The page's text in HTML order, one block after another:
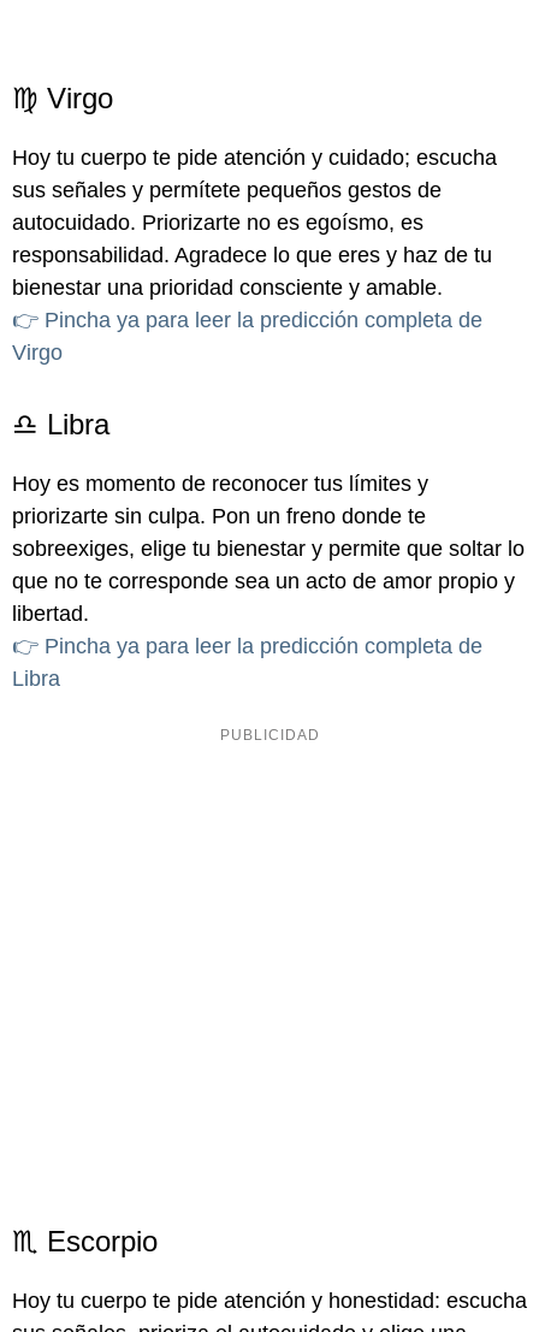
♍ Virgo
Hoy tu cuerpo te pide atención y cuidado; escucha
sus señales y permítete pequeños gestos de
autocuidado. Priorizarte no es egoísmo, es
responsabilidad. Agradece lo que eres y haz de tu
bienestar una prioridad consciente y amable.
👉 Pincha ya para leer la predicción completa de
Virgo
♎ Libra
Hoy es momento de reconocer tus límites y
priorizarte sin culpa. Pon un freno donde te
sobreexiges, elige tu bienestar y permite que soltar lo
que no te corresponde sea un acto de amor propio y
libertad.
👉 Pincha ya para leer la predicción completa de
Libra
♏ Escorpio
Hoy tu cuerpo te pide atención y honestidad: escucha